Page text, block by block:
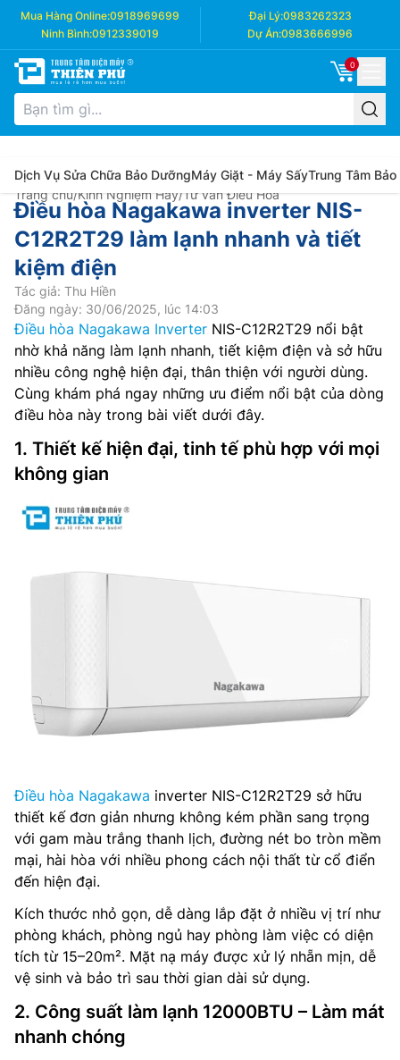
Mua Hàng Online:0918969699 Đại Lý:0983262323
Ninh Bình:0912339019 Dự Án:0983666996
0
Dịch Vụ Sửa Chữa Bảo DưỡngMáy Giặt - Máy SấyTrung Tâm Bảo
Trang chủ/Kinh Nghiệm Hay/Tư vấn Điều Hòa
Điều hòa Nagakawa inverter NIS-
C12R2T29 làm lạnh nhanh và tiết
kiệm điện
Tác giả: Thu Hiền
Đăng ngày: 30/06/2025, lúc 14:03
Điều hòa Nagakawa Inverter NIS-C12R2T29 nổi bật
nhờ khả năng làm lạnh nhanh, tiết kiệm điện và sở hữu
nhiều công nghệ hiện đại, thân thiện với người dùng.
Cùng khám phá ngay những ưu điểm nổi bật của dòng
điều hòa này trong bài viết dưới đây.
1. Thiết kế hiện đại, tinh tế phù hợp với mọi
không gian
Điều hòa Nagakawa inverter NIS-C12R2T29 sở hữu
thiết kế đơn giản nhưng không kém phần sang trọng
với gam màu trắng thanh lịch, đường nét bo tròn mềm
mại, hài hòa với nhiều phong cách nội thất từ cổ điển
đến hiện đại.
Kích thước nhỏ gọn, dễ dàng lắp đặt ở nhiều vị trí như
phòng khách, phòng ngủ hay phòng làm việc có diện
tích từ 15–20m². Mặt nạ máy được xử lý nhẵn mịn, dễ
vệ sinh và bảo trì sau thời gian dài sử dụng.
2. Công suất làm lạnh 12000BTU – Làm mát
nhanh chóng